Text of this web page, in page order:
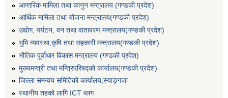
आन्तरिक मामिला तथा कानुन मन्त्रालय (गण्डकी प्रदेश)
आर्थिक मामिला तथा योजना मन्त्रालय(गण्डकी प्रदेश)
उद्योग, पर्यटन, वन तथा वातावरण मन्त्रालय(गण्डकी प्रदेश)
भुमि व्यवस्था,कृषि तथा सहकारी मन्त्रालय(गण्डकी प्रदेश)
भौतिक पूर्वाधार विकास मन्त्रालय (गण्डकी प्रदेश)
मुख्यमन्त्री तथा मन्त्रिपरिषद्को कार्यालय(गण्डकी प्रदेश)
जिल्ला समन्वय समितिको कार्यालय,स्याङ्गजा
स्थानीय तहको लागि ICT ब्लग